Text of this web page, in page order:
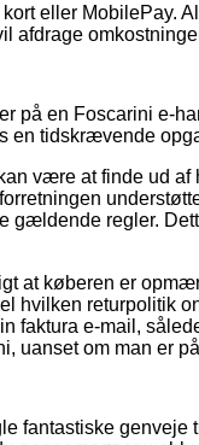
eller MobilePay.
afdrage
på en Foscarini e-
en tidskrævende
være at finde ud
gældende regler.
at køberen er
hvilken returpolitik
faktura e-mail,
uanset om man er
fantastiske